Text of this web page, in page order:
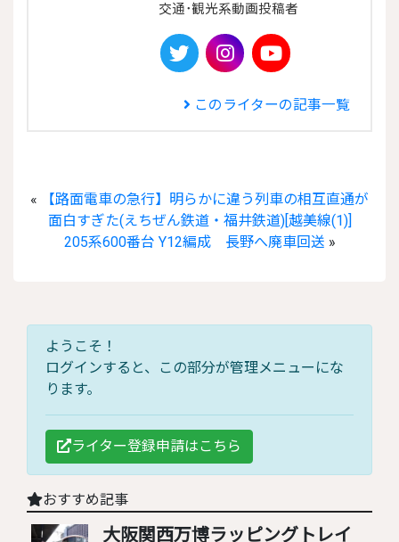
交通･観光系動画投稿者

このライターの記事一覧
«
【路面電車の急行】明らかに違う列車の相互直通が
面白すぎた(えちぜん鉄道・福井鉄道)[越美線(1)]
205系600番台 Y12編成 長野へ廃車回送 »
ようこそ！
ログインすると、この部分が管理メニューにな
ります。
ライター登録申請はこちら
おすすめ記事
大阪関西万博ラッピングトレイ